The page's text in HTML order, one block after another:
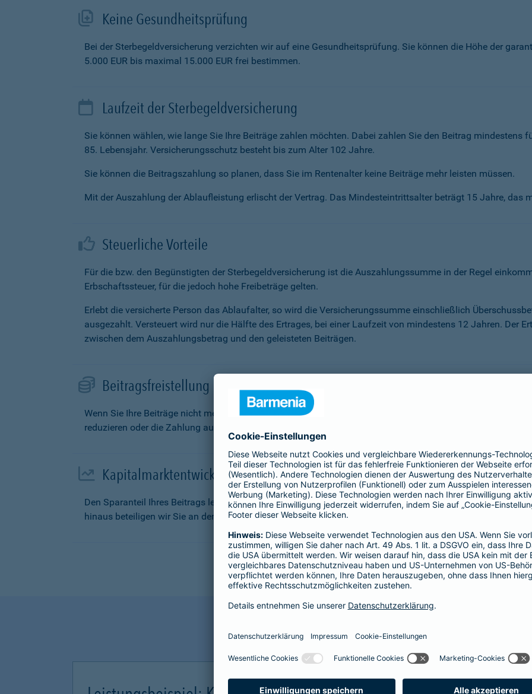
Keine Gesundheitsprüfung
Bei der Sterbegeldversicherung verzichten wir auf eine Gesundheitsprüfung. Sie können die Höhe der
5.000 EUR bis maximal 15.000 EUR frei bestimmen.
Laufzeit der Sterbegeldversicherung
Sie können wählen, wie lange Sie Ihre Beiträge zahlen möchten. Dabei zahlen Sie den Beitrag mindestens
85. Lebensjahr. Versicherungsschutz besteht bis zum Alter 102 Jahre.
Sie können die Beitragszahlung so planen, dass Sie im Renten­alter keine Beiträge mehr leisten müssen.
Mit der Auszahlung der Ablaufleistung erlischt der Vertrag. Das Mindesteintrittsalter beträgt 15 Jahre, das
Steuerliche Vorteile
Für die bzw. den Begünstigten der Sterbegeldversicherung ist die Auszahlungssumme in der Regel
Erbschaftssteuer, für die jedoch hohe Freibeträge gelten.
Erlebt die versicherte Person das Ablaufalter, so wird die Versicherungssumme ein­schließlich
ausgezahlt. Versteuert wird nur die Hälfte des Ertrages, bei einer Laufzeit von mindestens 12 Jahren. Der
zwischen dem Auszahlungsbetrag und den geleisteten Beiträgen.
Beitragsfreistellung
Wenn Sie Ihre Beiträge nicht mehr zahlen können, haben Sie die Möglichkeit der Beitragsfreistellung. Sie
reduzieren oder die Zahlung aufschieben.
Kapitalmarktentwicklung
Den Sparanteil Ihres Beitrags legen wir für Sie an. Sie erhalten darauf einen Garantiezins – unabhängig
hinaus beteiligen wir Sie an den Überschüssen, die unser Kapitalanlagemanagement erwirtschaftet.